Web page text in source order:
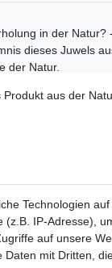
in der
dieses Juwels
der Natur.
aus der
Technologien
(z.B. IP-Adresse),
auf unsere
mit Dritten,